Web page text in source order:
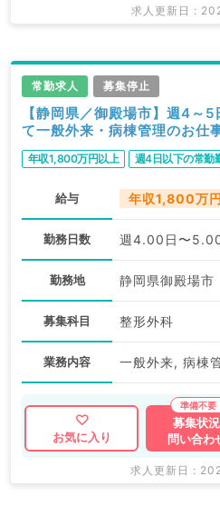
求人更新日 :
常勤求人 募集停止
【静岡県／御殿場市】週4
て一般外来・病棟管理のお仕
年収1,800万円以上 週4日以下の常勤
給与 年収1,800万
勤務日数 週4.00日〜
勤務地 静岡県御殿場市
募集科目 整形外科
業務内容 一般外来, 病棟
お気に入り
募集状
問い合わ
求人更新日 :